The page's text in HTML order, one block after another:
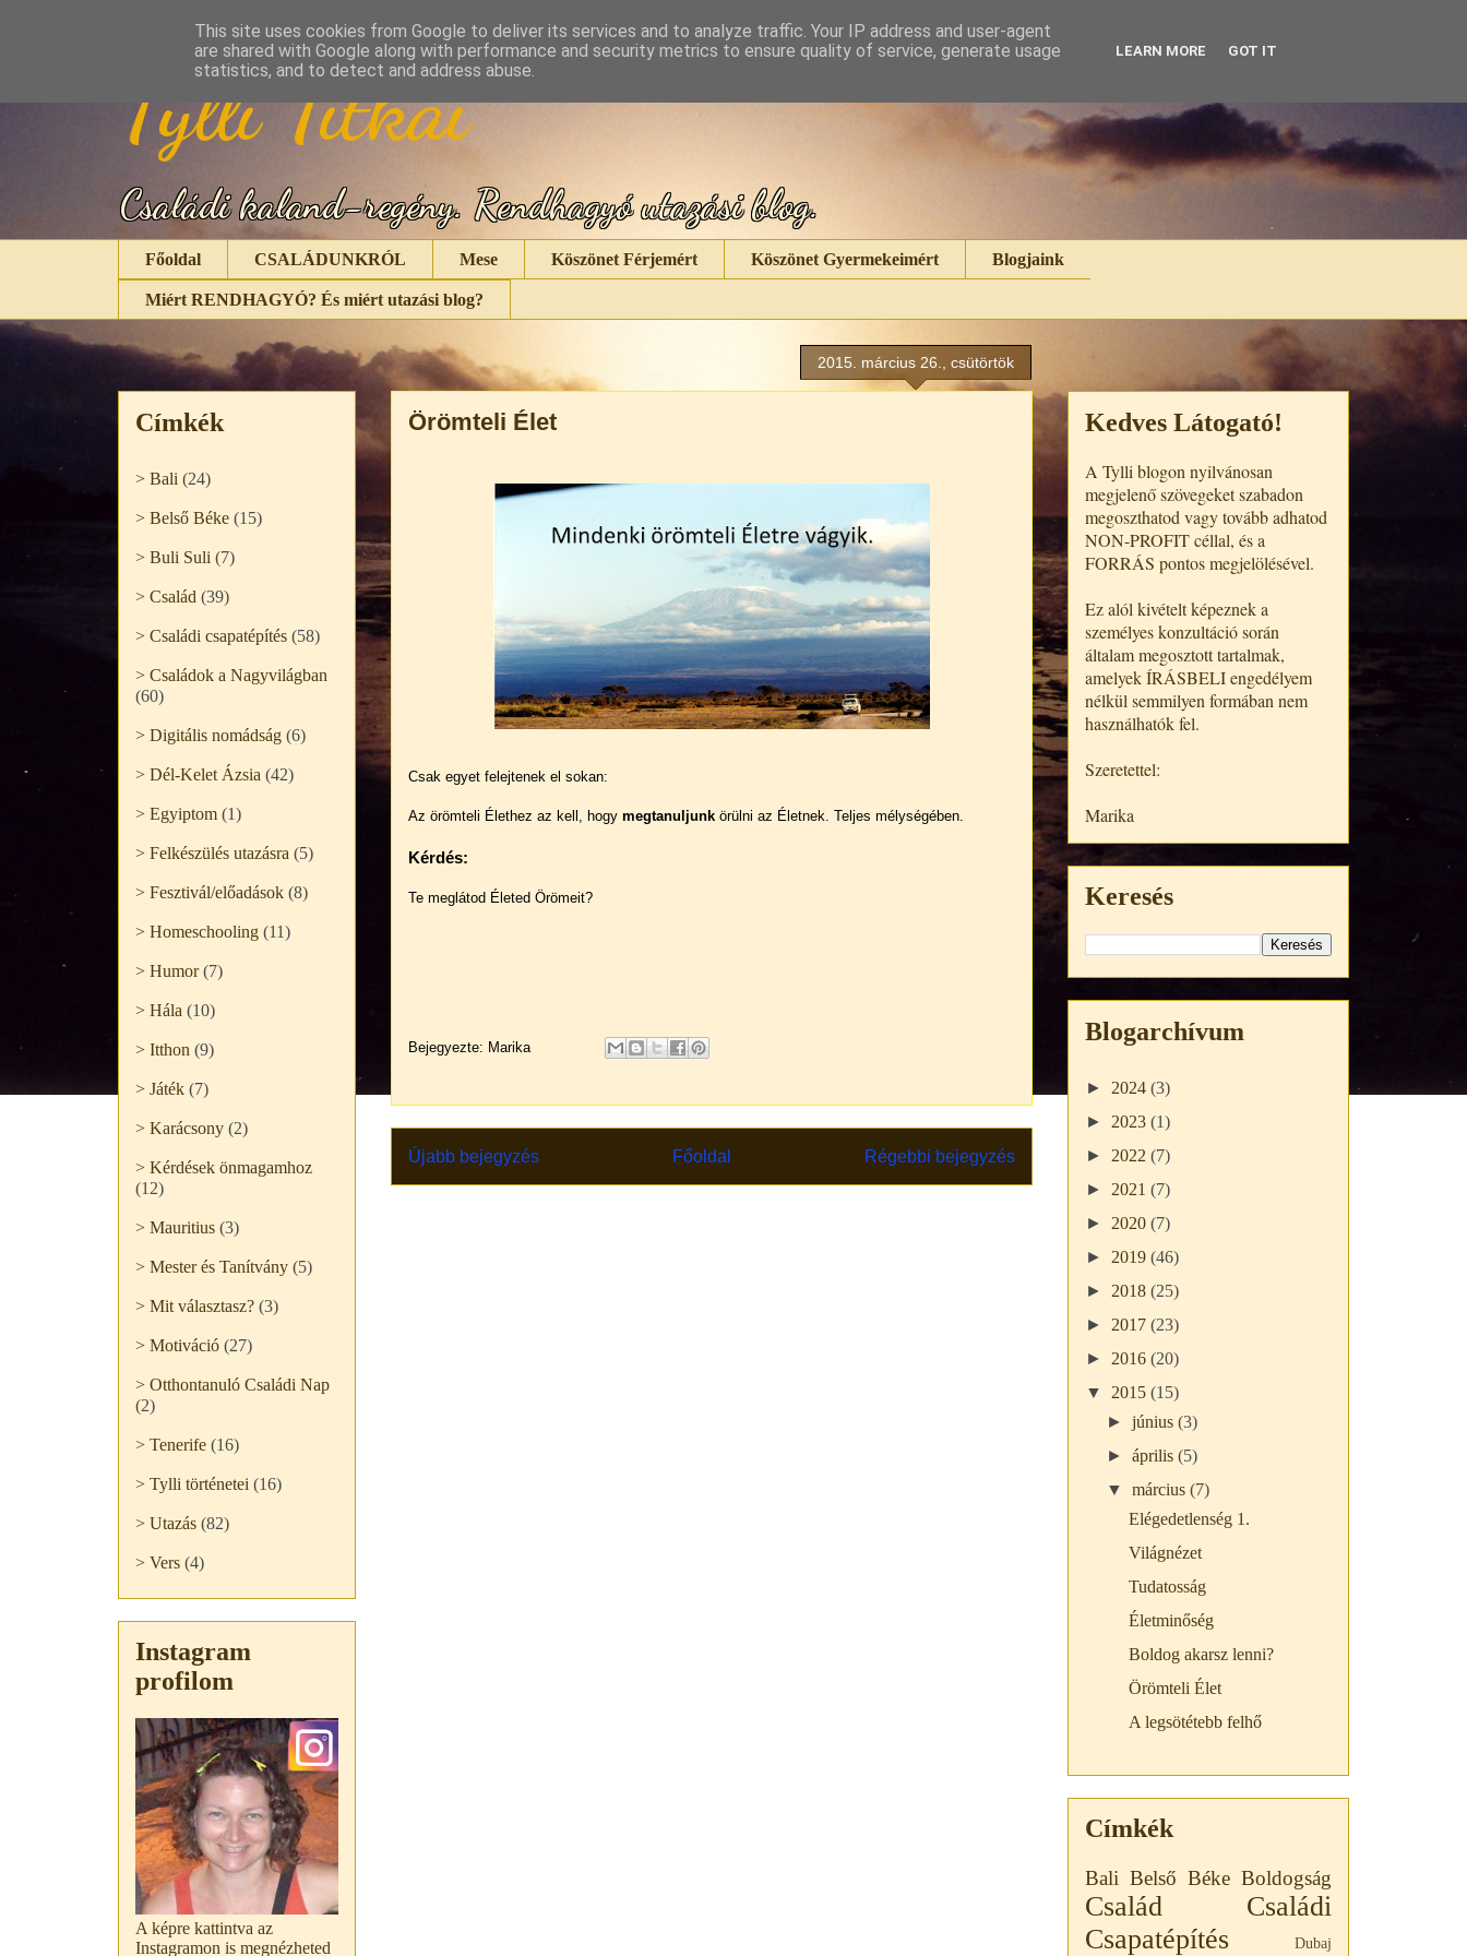
Tylli Titkai
Családi kaland-regény. Rendhagyó utazási blog.
Főoldal CSALÁDUNKRÓL Mese Köszönet Férjemért Köszönet Gyermekeimért Blogjaink
Miért RENDHAGYÓ? És miért utazási blog?
2015. március 26., csütörtök
Örömteli Élet
Csak egyet felejtenek el sokan:
Az örömteli Élethez az kell, hogy megtanuljunk örülni az Életnek. Teljes mélységében.
Kérdés:
Te meglátod Életed Örömeit?
Bejegyezte: Marika
Újabb bejegyzés Régebbi bejegyzés
Főoldal
Címkék
> Bali (24)
> Belső Béke (15)
> Buli Suli (7)
> Család (39)
> Családi csapatépítés (58)
> Családok a Nagyvilágban
(60)
> Digitális nomádság (6)
> Dél-Kelet Ázsia (42)
> Egyiptom (1)
> Felkészülés utazásra (5)
> Fesztivál/előadások (8)
> Homeschooling (11)
> Humor (7)
> Hála (10)
> Itthon (9)
> Játék (7)
> Karácsony (2)
> Kérdések önmagamhoz
(12)
> Mauritius (3)
> Mester és Tanítvány (5)
> Mit választasz? (3)
> Motiváció (27)
> Otthontanuló Családi Nap
(2)
> Tenerife (16)
> Tylli történetei (16)
> Utazás (82)
> Vers (4)
Instagram
profilom
A képre kattintva az
Instagramon is megnézheted
Kedves Látogató!
A Tylli blogon nyilvánosan
megjelenő szövegeket szabadon
megoszthatod vagy tovább adhatod
NON-PROFIT céllal, és a
FORRÁS pontos megjelölésével.
Ez alól kivételt képeznek a
személyes konzultáció során
általam megosztott tartalmak,
amelyek ÍRÁSBELI engedélyem
nélkül semmilyen formában nem
használhatók fel.
Szeretettel:
Marika
Keresés
Blogarchívum
► 2024 (3)
► 2023 (1)
► 2022 (7)
► 2021 (7)
► 2020 (7)
► 2019 (46)
► 2018 (25)
► 2017 (23)
► 2016 (20)
▼ 2015 (15)
►június(3)
►április(5)
▼március(7)
Elégedetlenség 1.
Világnézet
Tudatosság
Életminőség
Boldog akarsz lenni?
Örömteli Élet
A legsötétebb felhő
Címkék
Bali Belső Béke Boldogság
Család
Családi
Csapatépítés
Dubaj
This site uses cookies from Google to deliver its services and to analyze traffic. Your IP address and user-agent
are shared with Google along with performance and security metrics to ensure quality of service, generate usage
statistics, and to detect and address abuse.
LEARN MORE GOT IT